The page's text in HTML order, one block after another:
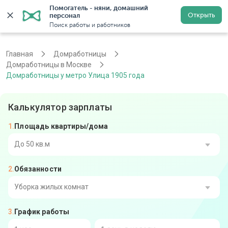
Помогатель - няни, домашний
персонал
Поиск работы и работников
Открыть
Регистрация
Главная
Домработницы
Домработницы в Москве
Домработницы у метро Улица 1905 года
Калькулятор зарплаты
Площадь квартиры/дома
До 50 кв.м
От 51 до 80 кв.м
От 111 до 140 кв.м
Обязанности
Уборка жилых комнат
График работы